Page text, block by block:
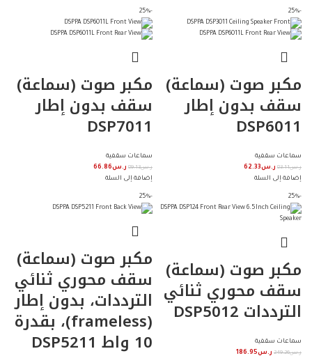
-25%
مكبر صوت (سماعة)
سقف بدون إطار
DSP6011
سماعات سقفية
ر.س83.11 ر.س62.33
إضافة إلى السلة
-25%
مكبر صوت (سماعة)
سقف بدون إطار
DSP7011
سماعات سقفية
ر.س89.13 ر.س66.86
إضافة إلى السلة
-25%
مكبر صوت (سماعة)
سقف محوري ثنائي
الترددات DSP5012
سماعات سقفية
ر.س249.26 ر.س186.95
-25%
مكبر صوت (سماعة)
سقف محوري ثنائي
الترددات، بدون إطار
(frameless)، بقدرة
10 واط DSP5211